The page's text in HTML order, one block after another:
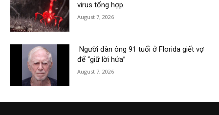
virus tổng hợp.
August 7, 2026
Người đàn ông 91 tuổi ở Florida giết vợ
để “giữ lời hứa”
August 7, 2026